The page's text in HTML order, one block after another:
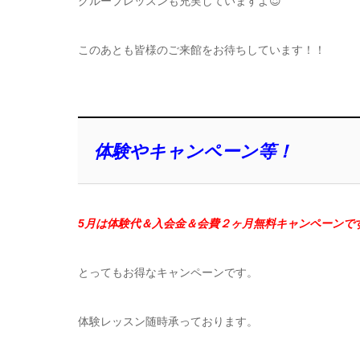
このあとも皆様のご来館をお待ちしています！！
体験やキャンペーン等！
5月は体験代＆入会金＆会費２ヶ月無料キャンペーンで
とってもお得なキャンペーンです。
体験レッスン随時承っております。